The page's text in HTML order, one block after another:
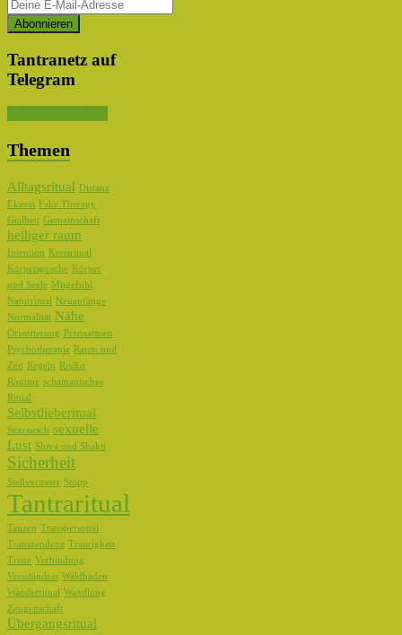
Tantranetz auf
Telegram
Themen
Alltagsritual Distanz
Ekzess Fake Therapy
Geilheit Gemeinschaft
heiliger raum
Intention
Kreisritual
Körpersprache Körper
und Seele Mitgefühl
Naturritual Neuanfänge
Normalität Nähe
Orientierung
Pranaatmen
Psychotherapie Raum und
Zeit Regeln
Risiko
Routine schamanisches
Ritual
Selbstlieberitual
Sexrausch sexuelle
Lust Shiva und Shakti
Sicherheit
Stellvertreter Stopp
Tantraritual
Tanzen Transpersonal
Transzendenz Traurigkeit
Treue Verbindung
Versständnis Waldbaden
Wanderritual Wandlung
Zeugenschaft
Übergangsritual